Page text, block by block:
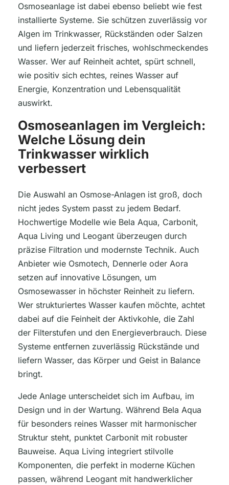
Osmoseanlage ist dabei ebenso beliebt wie fest
installierte Systeme. Sie schützen zuverlässig vor
Algen im Trinkwasser, Rückständen oder Salzen
und liefern jederzeit frisches, wohlschmeckendes
Wasser. Wer auf Reinheit achtet, spürt schnell,
wie positiv sich echtes, reines Wasser auf
Energie, Konzentration und Lebensqualität
auswirkt.
Osmoseanlagen im Vergleich:
Welche Lösung dein
Trinkwasser wirklich
verbessert
Die Auswahl an Osmose-Anlagen ist groß, doch
nicht jedes System passt zu jedem Bedarf.
Hochwertige Modelle wie Bela Aqua, Carbonit,
Aqua Living und Leogant überzeugen durch
präzise Filtration und modernste Technik. Auch
Anbieter wie Osmotech, Dennerle oder Aora
setzen auf innovative Lösungen, um
Osmosewasser in höchster Reinheit zu liefern.
Wer strukturiertes Wasser kaufen möchte, achtet
dabei auf die Feinheit der Aktivkohle, die Zahl
der Filterstufen und den Energieverbrauch. Diese
Systeme entfernen zuverlässig Rückstände und
liefern Wasser, das Körper und Geist in Balance
bringt.
Jede Anlage unterscheidet sich im Aufbau, im
Design und in der Wartung. Während Bela Aqua
für besonders reines Wasser mit harmonischer
Struktur steht, punktet Carbonit mit robuster
Bauweise. Aqua Living integriert stilvolle
Komponenten, die perfekt in moderne Küchen
passen, während Leogant mit handwerklicher